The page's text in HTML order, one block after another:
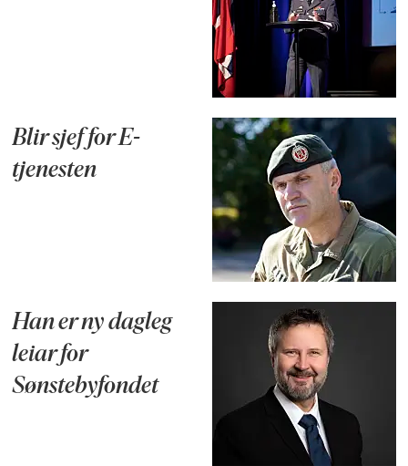
Blir sjef for E-
tjenesten
Han er ny dagleg
leiar for
Sønstebyfondet